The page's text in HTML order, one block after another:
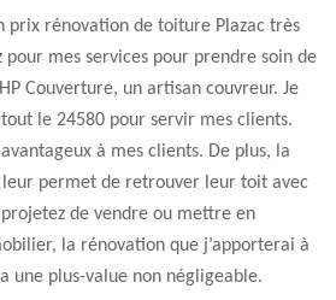
prix rénovation de toiture Plazac très
pour mes services pour prendre soin de
Couverture, un artisan couvreur. Je
le 24580 pour servir mes clients.
à mes clients. De plus, la
leur permet de retrouver leur toit avec
de vendre ou mettre en
la rénovation que j’apporterai à
une plus-value non négligeable.